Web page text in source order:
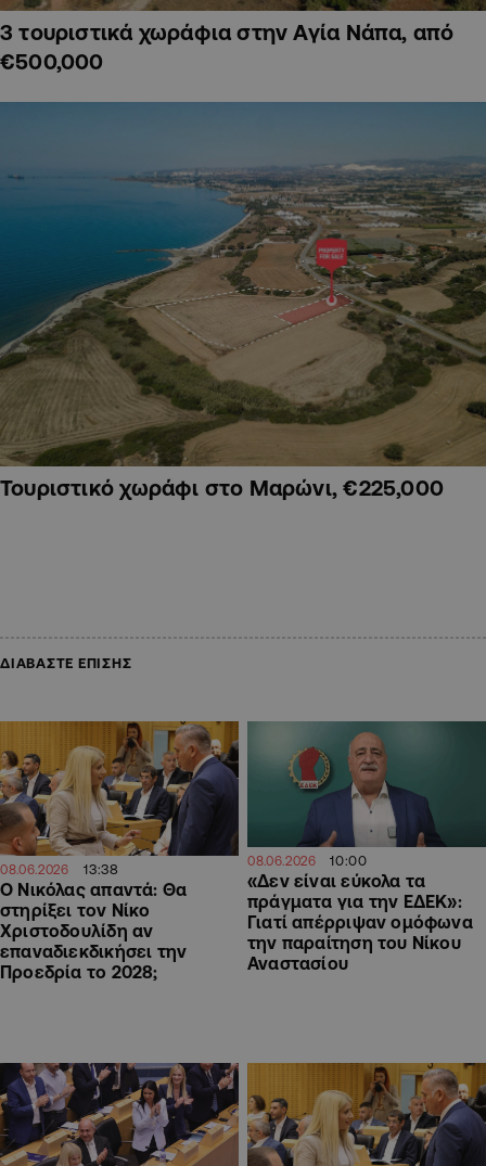
3 τουριστικά χωράφια στην Αγία Νάπα, από
€500,000
Τουριστικό χωράφι στο Μαρώνι, €225,000
ΔΙΑΒΑΣΤΕ ΕΠΙΣΗΣ
08.06.2026 13:38
Ο Νικόλας απαντά: Θα
στηρίξει τον Νίκο
Χριστοδουλίδη αν
επαναδιεκδικήσει την
Προεδρία το 2028;
08.06.2026 10:00
«Δεν είναι εύκολα τα
πράγματα για την ΕΔΕΚ»:
Γιατί απέρριψαν ομόφωνα
την παραίτηση του Νίκου
Αναστασίου